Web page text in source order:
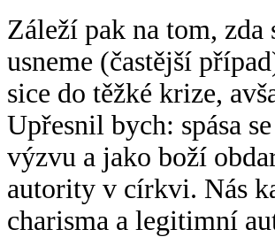
Záleží pak na tom, zda
usneme (častější
sice do těžké krize,
Upřesnil bych: spása
výzvu a jako boží
autority v církvi. Nás
charisma a legitimní